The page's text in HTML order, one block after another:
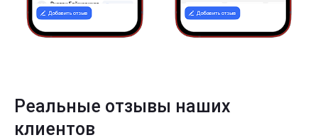
Реальные отзывы наших
клиентов